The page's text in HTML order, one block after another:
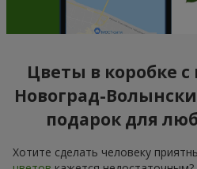
Цветы в коробке
Новоград-
подарок для
Хотите сделать человеку